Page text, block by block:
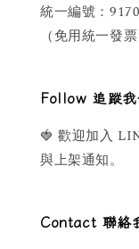
統一編號：
（免用統一發票
Follow 追蹤
🍓 歡迎加入
與上架通知。
Contact 聯絡